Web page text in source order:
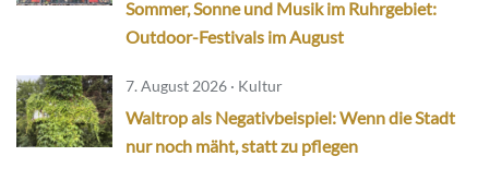
Sommer, Sonne und Musik im Ruhrgebiet:
Outdoor-Festivals im August
7. August 2026 · Kultur
Waltrop als Negativbeispiel: Wenn die Stadt
nur noch mäht, statt zu pflegen